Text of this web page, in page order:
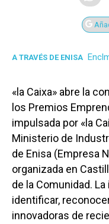
A TRAVÉS DE ENISA
«la Caixa» abre la
los Premios
impulsada por «la
Ministerio de
de Enisa (Empresa
organizada en
de la Comunidad.
identificar,
innovadoras de